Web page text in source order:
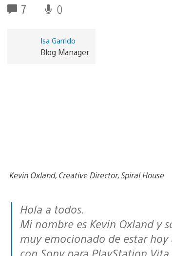
7 0
Isa Garrido
Blog Manager
Kevin Oxland, Creative Director, Spiral House
Hola a todos.
Mi nombre es Kevin Oxland y
muy emocionado de estar
con Sony para PlayStation